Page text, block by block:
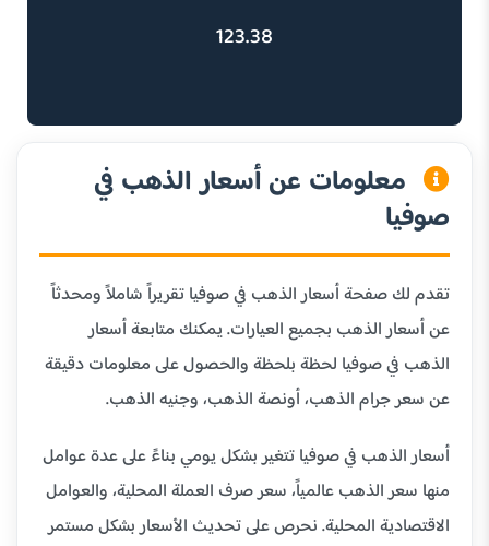
123.38
معلومات عن أسعار الذهب في
صوفيا
تقدم لك صفحة أسعار الذهب في صوفيا تقريراً شاملاً ومحدثاً
عن أسعار الذهب بجميع العيارات. يمكنك متابعة أسعار
الذهب في صوفيا لحظة بلحظة والحصول على معلومات دقيقة
عن سعر جرام الذهب، أونصة الذهب، وجنيه الذهب.
أسعار الذهب في صوفيا تتغير بشكل يومي بناءً على عدة عوامل
منها سعر الذهب عالمياً، سعر صرف العملة المحلية، والعوامل
الاقتصادية المحلية. نحرص على تحديث الأسعار بشكل مستمر